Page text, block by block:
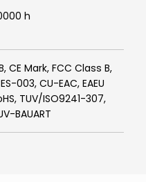
h
CE Mark, FCC Class B,
003, CU-EAC, EAEU
TUV/ISO9241-307,
BAUART